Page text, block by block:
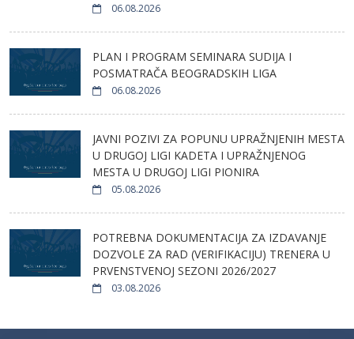
06.08.2026
PLAN I PROGRAM SEMINARA SUDIJA I
POSMATRAČA BEOGRADSKIH LIGA
06.08.2026
JAVNI POZIVI ZA POPUNU UPRAŽNJENIH MESTA
U DRUGOJ LIGI KADETA I UPRAŽNJENOG
MESTA U DRUGOJ LIGI PIONIRA
05.08.2026
POTREBNA DOKUMENTACIJA ZA IZDAVANJE
DOZVOLE ZA RAD (VERIFIKACIJU) TRENERA U
PRVENSTVENOJ SEZONI 2026/2027
03.08.2026